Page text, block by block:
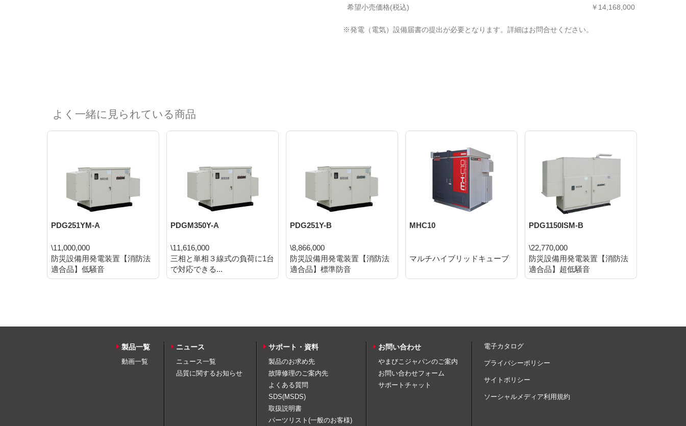
希望小売価格(税込) ￥14,168,000
※発電（電気）設備届書の提出が必要となります。詳細はお問合せください。
よく一緒に見られている商品
PDG251YM-A
\11,000,000
防災設備用発電装置【消防法
適合品】低騒音
PDGM350Y-A
\11,616,000
三相と単相３線式の負荷に1台
で対応できる...
PDG251Y-B
\8,866,000
防災設備用発電装置【消防法
適合品】標準防音
MHC10
マルチハイブリッドキューブ
PDG1150ISM-B
\22,770,000
防災設備用発電装置【消防法
適合品】超低騒音
製品一覧
動画一覧
ニュース
ニュース一覧
品質に関するお知らせ
サポート・資料
製品のお求め先
故障修理のご案内先
よくある質問
SDS(MSDS)
取扱説明書
パーツリスト(一般のお客様)
お問い合わせ
やまびこジャパンのご案内
お問い合わせフォーム
サポートチャット
電子カタログ
プライバシーポリシー
サイトポリシー
ソーシャルメディア利用規約